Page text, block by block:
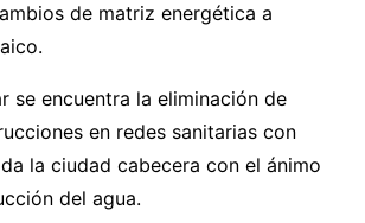
de matriz energética a
se encuentra la eliminación de
en redes sanitarias con
la ciudad cabecera con el ánimo
del agua.